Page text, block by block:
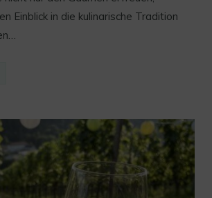
Einblick in die kulinarische Tradition